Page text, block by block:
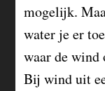
mogelijk.
water je er
waar de wind
Bij wind uit